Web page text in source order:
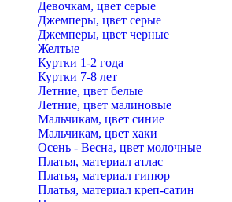
Девочкам, цвет серые
Джемперы, цвет серые
Джемперы, цвет черные
Желтые
Куртки 1-2 года
Куртки 7-8 лет
Летние, цвет белые
Летние, цвет малиновые
Мальчикам, цвет синие
Мальчикам, цвет хаки
Осень - Весна, цвет молочные
Платья, материал атлас
Платья, материал гипюр
Платья, материал креп-сатин